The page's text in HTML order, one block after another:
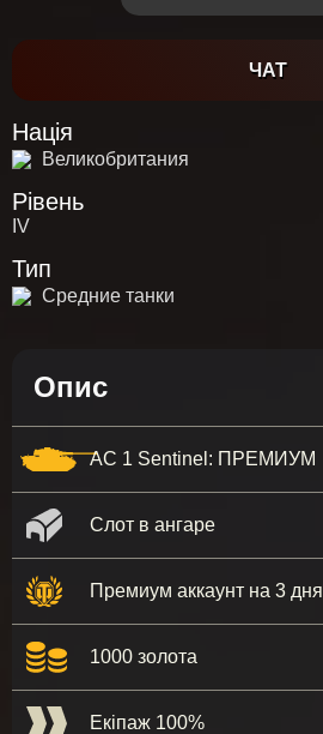
ЧАТ
Нація
Великобритания
Рівень
IV
Тип
Средние танки
Опис
AC 1 Sentinel: ПРЕМИУМ
Слот в ангаре
Премиум аккаунт на 3 дня
1000 золота
Екіпаж 100%